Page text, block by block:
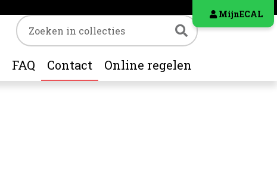
MijnECAL
Trefwoord Zoeken
FAQ Contact Online regelen